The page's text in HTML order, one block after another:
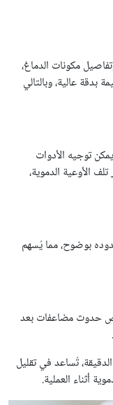
مكونات الدماغ،
عالية، وبالتالي
توجيه الأدوات
الأوعية الدموية،
بوضوح، مما يُسهم
فرص حدوث مضاعفات بعد
تُساعد في تقليل
أثناء العملية.